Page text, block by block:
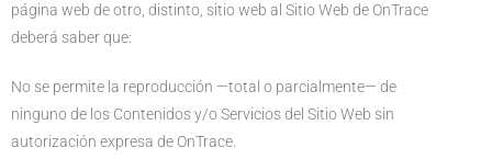
página web de otro, distinto, sitio web al Sitio Web de OnTrace
deberá saber que:
No se permite la reproducción —total o parcialmente— de
ninguno de los Contenidos y/o Servicios del Sitio Web sin
autorización expresa de OnTrace.